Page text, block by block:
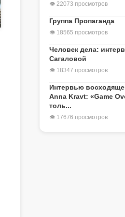
👁 22073 просмотров
Группа Пропаганда
👁 18565 просмотров
Человек дела:
Сагаловой
👁 18347 просмотров
Интервью
Anna Kravt: «Game
толь...
👁 17676 просмотров